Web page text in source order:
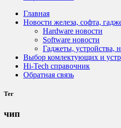
Главная
Новости железа, софта,
Hardware новости
Software новости
Гаджеты, устройства,
Выбор комлектующих и
Hi-Tech справочник
Обратная связь
Тег
чип